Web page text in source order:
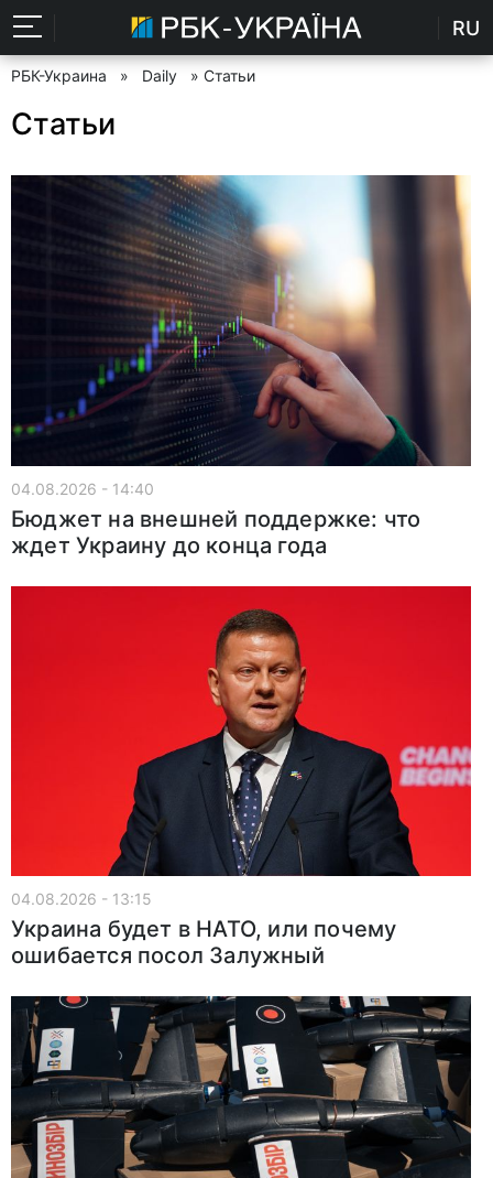
RU
РБК-Украина » Daily » Статьи
Статьи
04.08.2026 - 14:40
Бюджет на внешней поддержке: что
ждет Украину до конца года
04.08.2026 - 13:15
Украина будет в НАТО, или почему
ошибается посол Залужный